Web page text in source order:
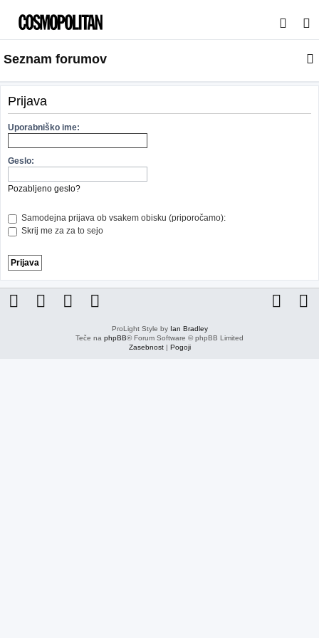
s
a
j
Seznam forumov
Prijava
Uporabniško ime:
Geslo:
Pozabljeno geslo?
Samodejna prijava ob vsakem obisku (priporočamo):
Skrij me za za to sejo
ProLight Style by Ian Bradley
Teče na phpBB® Forum Software © phpBB Limited
Zasebnost| Pogoji